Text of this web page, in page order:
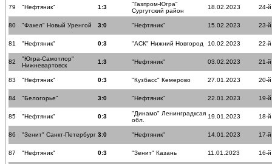
79 "Нефтяник" 1:3
"Газпром-Югра"
Сургутский район
18.02.2023 24-й
80 "Факел" Новый Уренгой 3:0 "Нефтяник" 15.02.2023 23-й
81 "Нефтяник" 0:3 "АСК" Нижний Новгород 10.02.2023 22-й
82
"Югра-Самотлор"
Нижневартовск
1:3 "Нефтяник" 03.02.2023 21-й
83 "Нефтяник" 0:3 "Кузбасс" Кемерово 27.01.2023 20-й
84 "Белогорье" 3:0 "Нефтяник" 22.01.2023 19-
85 "Нефтяник" 0:3
"Динамо" Ленинградксая
обл.
19.01.2023 18-
86 "Зенит" Санкт-Петербург 3:0 "Нефтяник" 14.01.2023 17-
87 "Нефтяник" 0:3 "Зенит" Казань 11.01.2023 16-